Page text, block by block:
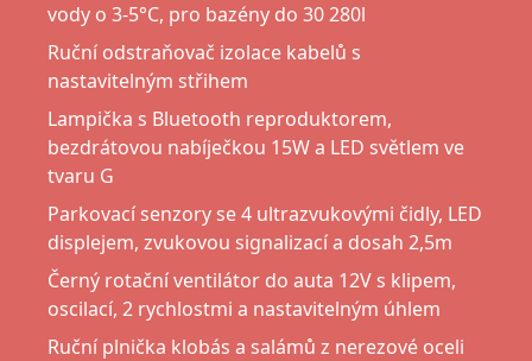
vody o 3-5°C, pro bazény do 30 280l
Ruční odstraňovač izolace kabelů s
nastavitelným střihem
Lampička s Bluetooth reproduktorem,
bezdrátovou nabíječkou 15W a LED světlem ve
tvaru G
Parkovací senzory se 4 ultrazvukovými čidly, LED
displejem, zvukovou signalizací a dosah 2,5m
Černý rotační ventilátor do auta 12V s klipem,
oscilací, 2 rychlostmi a nastavitelným úhlem
Ruční plnička klobás a salámů z nerezové oceli